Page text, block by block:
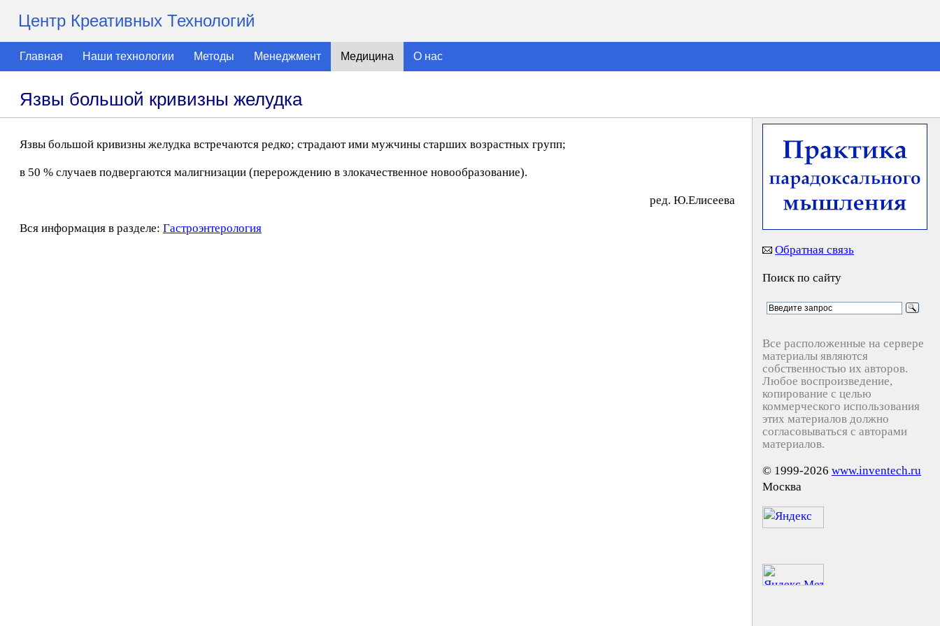
Центр Креативных Технологий
Главная Наши технологии Методы Менеджмент Медицина О нас
Язвы большой кривизны желудка
Язвы большой кривизны желудка встречаются редко; страдают ими мужчины старших возрастных групп;
в 50 % случаев подвергаются малигнизации (перерождению в злокачественное новообразование).
peд. Ю.Eлиceeвa
Вся информация в разделе: Гастроэнтерология
Обратная связь
Поиск по сайту
Все расположенные на сервере
материалы являются
собственностью их авторов.
Любое воспроизведение,
копирование с целью
коммерческого использования
этих материалов должно
согласовываться с авторами
материалов.
© 1999-2026 www.inventech.ru
Москва